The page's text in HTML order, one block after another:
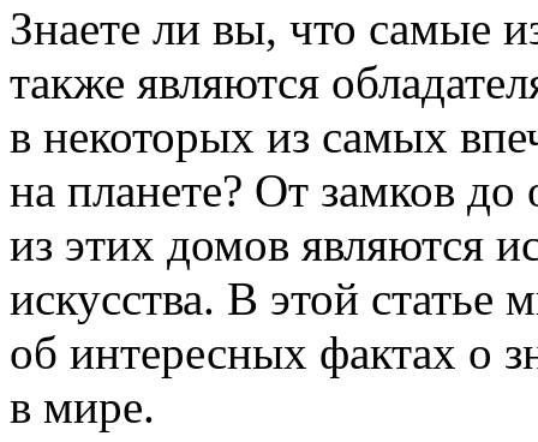
Знаете ли вы, что самые
также являются
в некоторых из самых
на планете? От замков
из этих домов являются
искусства. В этой статье
об интересных фактах о
в мире.